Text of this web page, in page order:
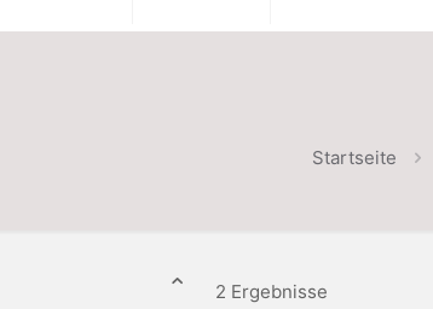
Startseite
2 Ergebnisse